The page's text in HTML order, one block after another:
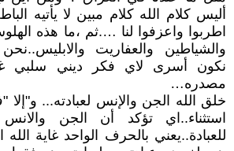
أليس كلام الله كلام مبين لا يأتيه
اطربوا واعزفوا لنا ….ثم ،ما هذه
والشياطين والعفاريت والابليس..نحن
نكون أسرى لاي فكر ديني سلبي
مصدره…
خلق الله الجن والإنس لعبادته... و"إلا
استثناء..اي تؤكد أن الجن
للعبادة..يعني بالحرف الواحد غاية